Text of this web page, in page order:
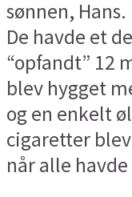
sønnen, Hans.
De havde et
“opfandt” 12
blev hygget
og en enkelt
cigaretter
når alle havde